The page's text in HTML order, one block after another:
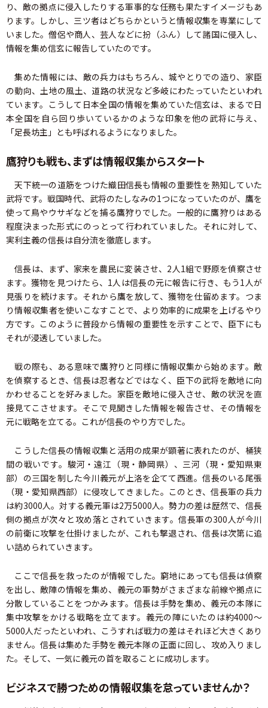
り、敵の拠点に侵入したりする軍事的な任務も果たすイメージもあ
ります。しかし、三ツ者はどちらかというと情報収集を専業にして
いました。僧侶や商人、芸人などに扮（ふん）して諸国に侵入し、
情報を集め信玄に報告していたのです。
集めた情報には、敵の兵力はもちろん、城やとりでの造り、家臣
の動向、土地の風土、道路の状況など多岐にわたっていたといわれ
ています。こうして日本全国の情報を集めていた信玄は、まるで日
本全国を自ら回り歩いているかのような印象を他の武将に与え、
「足長坊主」とも呼ばれるようになりました。
鷹狩りも戦も、まずは情報収集からスタート
天下統一の道筋をつけた織田信長も情報の重要性を熟知していた
武将です。戦国時代、武将のたしなみの1つになっていたのが、鷹を
使って鳥やウサギなどを捕る鷹狩りでした。一般的に鷹狩りはある
程度決まった形式にのっとって行われていました。それに対して、
実利主義の信長は自分流を徹底します。
信長は、まず、家来を農民に変装させ、2人1組で野原を偵察させ
ます。獲物を見つけたら、1人は信長の元に報告に行き、もう1人が
見張りを続けます。それから鷹を放して、獲物を仕留めます。つま
り情報収集者を使いこなすことで、より効率的に成果を上げるやり
方です。このように普段から情報の重要性を示すことで、臣下にも
それが浸透していました。
戦の際も、ある意味で鷹狩りと同様に情報収集から始めます。敵
を偵察するとき、信長は忍者などではなく、臣下の武将を敵地に向
かわせることを好みました。家臣を敵地に侵入させ、敵の状況を直
接見てこさせます。そこで見聞きした情報を報告させ、その情報を
元に戦略を立てる。これが信長のやり方でした。
こうした信長の情報収集と活用の成果が顕著に表れたのが、桶狭
間の戦いです。駿河・遠江（現・静岡県）、三河（現・愛知県東
部）の三国を制した今川義元が上洛を企てて西進。信長のいる尾張
（現・愛知県西部）に侵攻してきました。このとき、信長軍の兵力
は約3000人。対する義元軍は2万5000人。勢力の差は歴然で、信長
側の拠点が次々と攻め落とされていきます。信長軍の300人が今川
の前衛に攻撃を仕掛けましたが、これも撃退され、信長は次第に追
い詰められていきます。
ここで信長を救ったのが情報でした。窮地にあっても信長は偵察
を出し、敵陣の情報を集め、義元の軍勢がさまざまな前線や拠点に
分散していることをつかみます。信長は手勢を集め、義元の本隊に
集中攻撃をかける戦略を立てます。義元の陣にいたのは約4000～
5000人だったといわれ、こうすれば戦力の差はそれほど大きくあり
ません。信長は集めた手勢を義元本隊の正面に回し、攻め入りまし
た。そして、一気に義元の首を取ることに成功します。
ビジネスで勝つための情報収集を怠っていませんか？